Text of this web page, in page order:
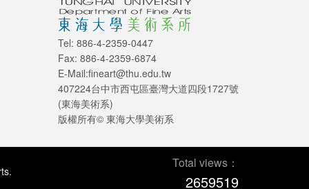
Tel: 886-4-2359-0447
Fax: 886-4-2359-6874
E-Mail:fineart@thu.edu.tw
407224台中市西屯區臺灣大道四段1727號
(東海美術系)
版權所有© 東海大學美術系
Total views：
2659519